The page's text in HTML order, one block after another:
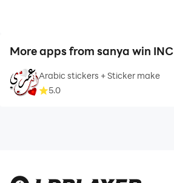
More apps from sanya win INC
Arabic stickers + Sticker make
5.0